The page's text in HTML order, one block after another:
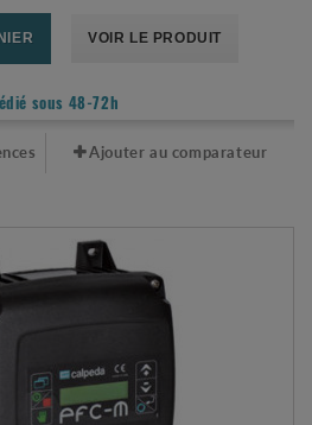
VOIR LE PRODUIT
sous 48-72h
Ajouter au comparateur